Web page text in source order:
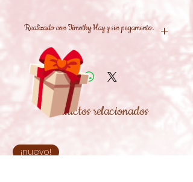
Realizado con Timothy Hay y sin pegamento.
Productos relacionados
¡nuevo!